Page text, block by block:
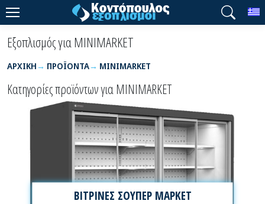
Εξοπλισμός για MINIMARKET
ΑΡΧΙΚΉ ΠΡΟΪΌΝΤΑ MINIMARKET
Κατηγορίες προϊόντων για MINIMARKET
ΒΙΤΡΙΝΕΣ ΣΟΥΠΕΡ ΜΑΡΚΕΤ